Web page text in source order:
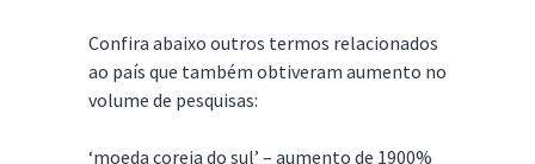
Confira abaixo outros termos relacionados
ao país que também obtiveram aumento no
volume de pesquisas:
‘moeda coreia do sul’ – aumento de 1900%